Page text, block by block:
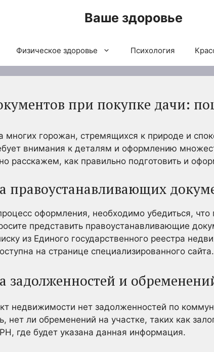
Ваше здоровье
Физическое здоровье Психология
при покупке дачи:
многих горожан, стремящихся к природе и
внимания к деталям и оформлению
расскажем, как правильно подготовить и
правоустанавливающих
оформления, необходимо убедиться,
представить правоустанавливающие
из Единого государственного реестра
на странице специализированного сайта.
задолженностей и
недвижимости нет задолженностей по
нет ли обременений на участке, таких как
где будет указана данная информация.